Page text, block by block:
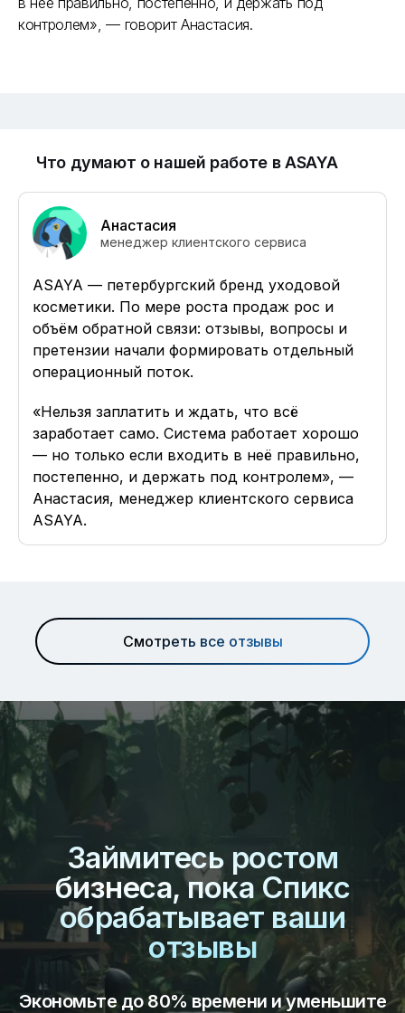
контролем», — говорит Анастасия.
Что думают о нашей работе в ASAYA
Анастасия
менеджер клиентского сервиса
ASAYA — петербургский бренд уходовой
косметики. По мере роста продаж рос и
объём обратной связи: отзывы, вопросы и
претензии начали формировать отдельный
операционный поток.
«Нельзя заплатить и ждать, что всё
заработает само. Система работает хорошо
— но только если входить в неё правильно,
постепенно, и держать под контролем», —
Анастасия, менеджер клиентского сервиса
ASAYA.
Смотреть все отзывы
Займитесь ростом
бизнеса, пока Спикс
обрабатывает ваши
отзывы
Экономьте до 80% времени и уменьшите
Номер телефона
Заказать демонстрацию
Я прочитал и согласен с условиями
Пользовательского соглашенияиПолитики
конфиденциальности
Быть в курсе новостей и акций (редко и по делу)